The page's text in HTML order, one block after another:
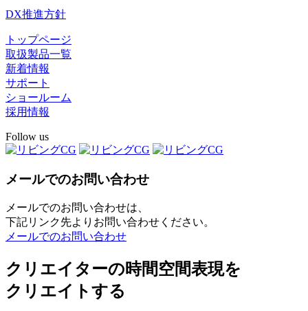
DX推進方針
トップページ
取扱製品一覧
新着情報
サポート
ショールーム
採用情報
Follow us
メールでのお問い合わせ
メールでのお問い合わせは、
下記リンク先よりお問い合わせください。
メールでのお問い合わせ
クリエイターの時間空間表現を
クリエイトする